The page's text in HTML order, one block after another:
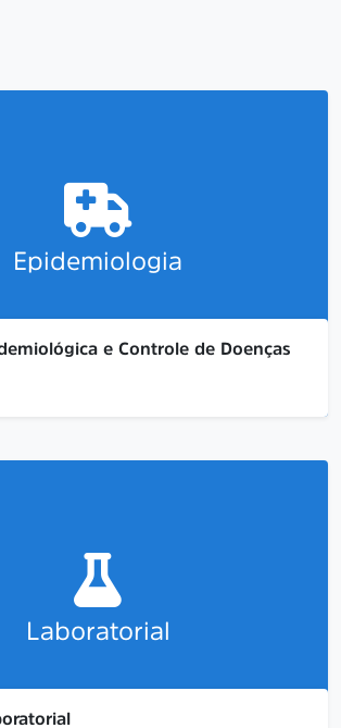
Epidemiologia
e Controle de Doenças
Laboratorial